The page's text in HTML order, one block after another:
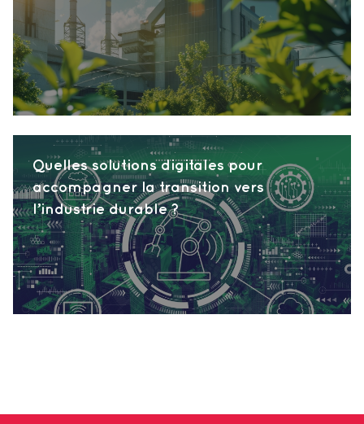
Quelles solutions digitales pour
accompagner la transition vers
l’industrie durable ?